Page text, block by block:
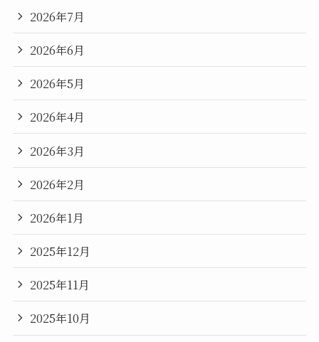
2026年7月
2026年6月
2026年5月
2026年4月
2026年3月
2026年2月
2026年1月
2025年12月
2025年11月
2025年10月